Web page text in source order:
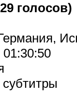
голосов)
01:30:50
субтитры